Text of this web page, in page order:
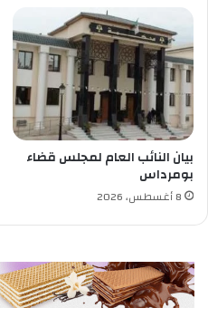
ج
م
ه
و
ر
ي
ة
ت
ح
ب
ا
بيان النائب العام لمجلس قضاء
بومرداس
8 أغسطس، 2026